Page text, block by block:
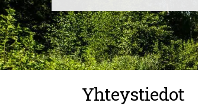
Yhteystiedot